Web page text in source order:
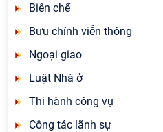
Biên chế
Bưu chính viễn thông
Ngoại giao
Luật Nhà ở
Thi hành công vụ
Công tác lãnh sự